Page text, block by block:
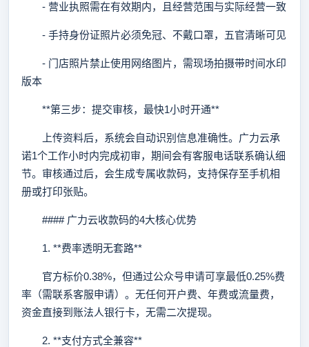
- 营业执照需在有效期内，且经营范围与实际经营一致
- 手持身份证照片必须免冠、不戴口罩，五官清晰可见
- 门店照片禁止使用网络图片，需现场拍摄带时间水印
版本
**第三步：提交审核，最快1小时开通**
上传资料后，系统会自动识别信息准确性。广力云承
诺1个工作小时内完成初审，期间会有客服电话联系确认细
节。审核通过后，会生成专属收款码，支持保存至手机相
册或打印张贴。
#### 广力云收款码的4大核心优势
1. **费率透明无套路**
官方标价0.38%，但通过公众号申请可享最低0.25%费
率（需联系客服申请）。无任何开户费、年费或流量费，
资金直接到账法人银行卡，无需二次提现。
2. **支付方式全兼容**